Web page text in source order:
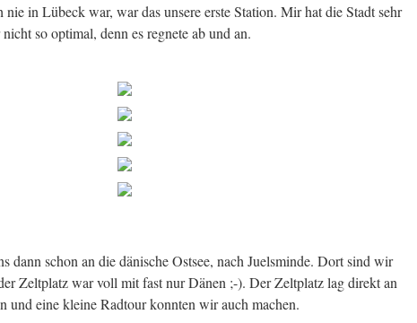
in Lübeck war, war das unsere erste Station. Mir hat die Stadt sehr
so optimal, denn es regnete ab und an.
dann schon an die dänische Ostsee, nach Juelsminde. Dort sind wir
Zeltplatz war voll mit fast nur Dänen ;-). Der Zeltplatz lag direkt an
und eine kleine Radtour konnten wir auch machen.